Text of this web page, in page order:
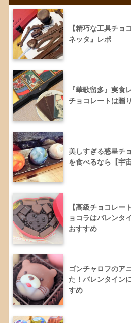
【精巧な工具チョ
ネッタ』レポ
『華歌留多』実食
チョコレートは贈
美しすぎる惑星チ
を食べるなら【宇
【高級チョコレー
ョコラはバレンタ
おすすめ
ゴンチャロフのア
た！バレンタイン
すめ